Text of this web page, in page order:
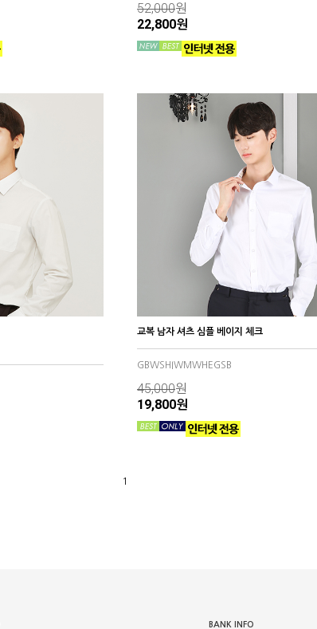
52,000원
22,800원
교복 남자 셔츠 심플 베이지 체크
GBWSHIWMWHEGSB
45,000원
19,800원
1
BANK INFO